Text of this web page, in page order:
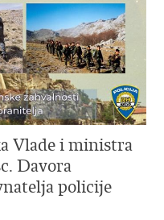
Vlade i ministra
Davora
policije